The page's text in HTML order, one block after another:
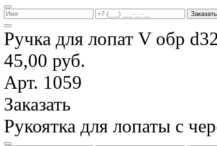
Заказать
Ручка для лопат V обр
45,00 руб.
Арт. 1059
Заказать
Рукоятка для лопаты с